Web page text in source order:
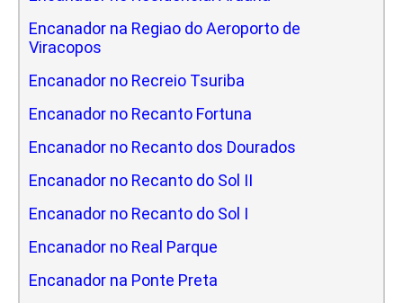
Encanador na Regiao do Aeroporto de
Viracopos
Encanador no Recreio Tsuriba
Encanador no Recanto Fortuna
Encanador no Recanto dos Dourados
Encanador no Recanto do Sol II
Encanador no Recanto do Sol I
Encanador no Real Parque
Encanador na Ponte Preta